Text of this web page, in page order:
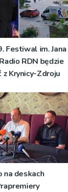
Festiwal im. Jana
RDN będzie
z Krynicy-Zdroju
na deskach